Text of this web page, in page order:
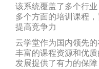
该系统覆盖了多个行
多个方面的培训课程
提高竞争力
云学堂作为国内领先
丰富的课程资源和优
发展提供了有力的保障